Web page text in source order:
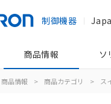
制御機器
商品情報 ソ
商品情報 > 商品カテゴリ > ス